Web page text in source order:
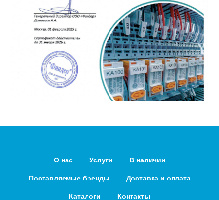
О нас Услуги В наличии
Поставляемые бренды Доставка и оплата
Каталоги Контакты